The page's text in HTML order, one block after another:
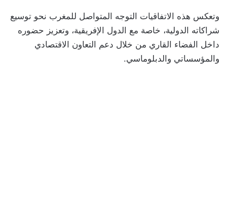
وتعكس هذه الاتفاقيات التوجه المتواصل للمغرب نحو توسيع
شراكاته الدولية، خاصة مع الدول الإفريقية، وتعزيز حضوره
داخل الفضاء القاري من خلال دعم التعاون الاقتصادي
والمؤسساتي والدبلوماسي.